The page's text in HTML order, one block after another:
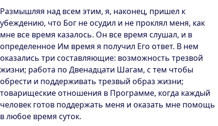
Размышляя над всем этим, я, наконец, пришел к
убеждению, что Бог не осудил и не проклял меня, как
мне все время казалось. Он все время слушал, и в
определенное Им время я получил Его ответ. В нем
оказались три составляющие: возможность трезвой
жизни; работа по Двенадцати Шагам, с тем чтобы
обрести и поддерживать трезвый образ жизни;
товарищеские отношения в Программе, когда каждый
человек готов поддержать меня и оказать мне помощь
в любое время суток.